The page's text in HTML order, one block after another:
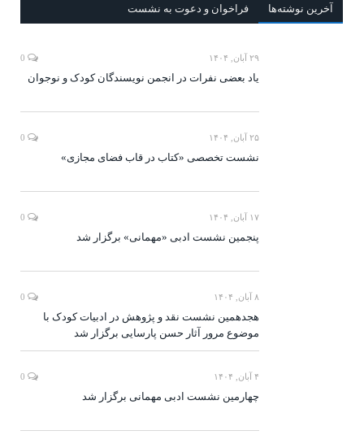
آخرين‌ نوشته‌ها فراخوان و دعوت به نشست
۲۹ آبان, ۱۴۰۴
یاد بعضی نفرات در انجمن نویسندگان کودک و نوجوان
۲۵ آبان, ۱۴۰۴
نشست تخصصی «کتاب در قاب فضای مجازی»
۱۷ آبان, ۱۴۰۴
پنجمین نشست ادبی «مهمانی» برگزار شد
۸ آبان, ۱۴۰۴
هجدهمین نشست نقد و پژوهش در ادبیات کودک با
موضوع مرور آثار حسن پارسایی برگزار شد
۴ آبان, ۱۴۰۴
چهارمین نشست ادبی مهمانی برگزار شد